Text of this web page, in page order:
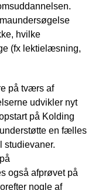
hvilke
(fx lektielæsning,
på tværs af
udvikler nyt
på Kolding
en fælles
studievaner.
også afprøvet på
nogle af